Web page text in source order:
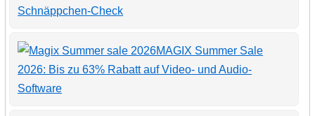
Schnäppchen-Check
MAGIX Summer Sale
2026: Bis zu 63% Rabatt auf Video- und Audio-
Software